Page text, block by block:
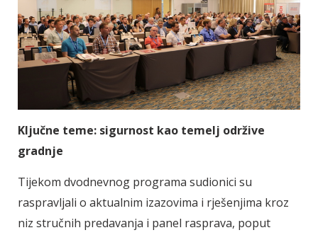
Ključne teme: sigurnost kao temelj održive
gradnje
Tijekom dvodnevnog programa sudionici su
raspravljali o aktualnim izazovima i rješenjima kroz
niz stručnih predavanja i panel rasprava, poput